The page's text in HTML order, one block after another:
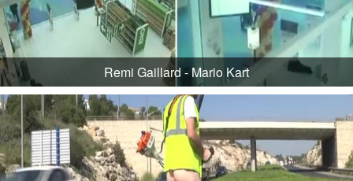
Remi Gaillard - Mario Kart